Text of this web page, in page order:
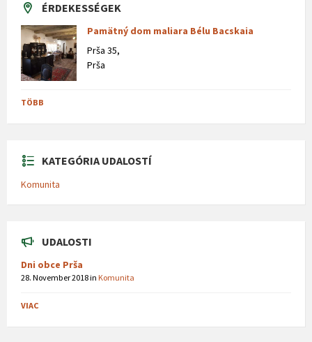
ÉRDEKESSÉGEK
Pamätný dom maliara Bélu Bacskaia
Prša 35,
Prša
TÖBB
KATEGÓRIA UDALOSTÍ
Komunita
UDALOSTI
Dni obce Prša
28. November 2018in Komunita
VIAC